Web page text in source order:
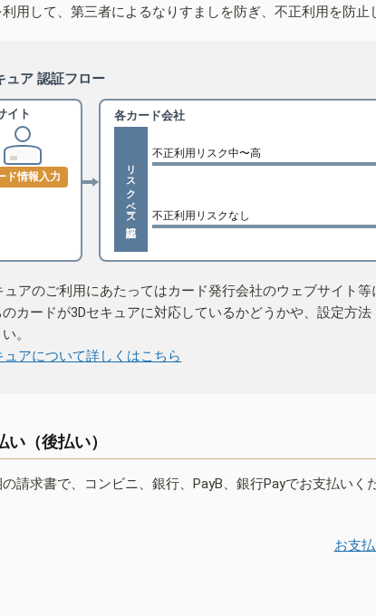
用して、第三者によるなりすましを防ぎ、不正利用を防止
ュア 認証フロー
イト
ド情報入力
各カード会社
リスクベース認証
不正利用リスク中〜高
不正利用リスクなし
ュアのご利用にあたってはカード発行会社のウェブサイト
カードが3Dセキュアに対応しているかどうかや、設定方
。
ュアについて詳しくはこちら
い（後払い）
請求書で、コンビニ、銀行、PayB、銀行Payでお支払いく
お支